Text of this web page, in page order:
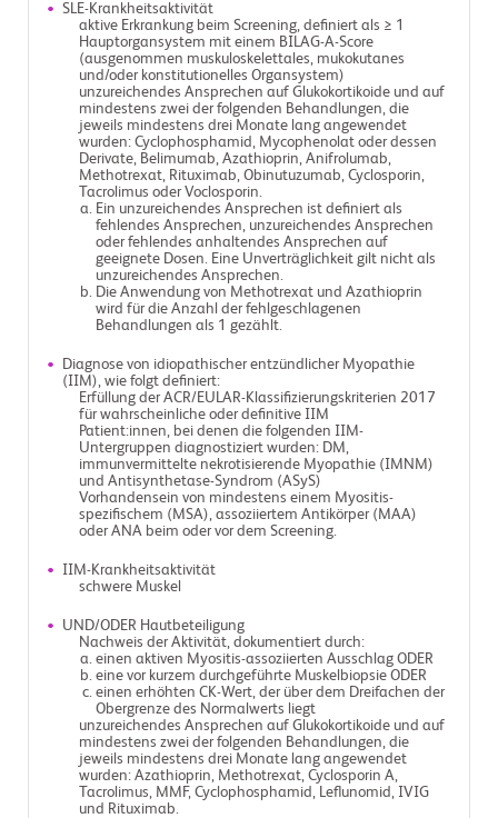
SLE-Krankheitsaktivität
aktive Erkrankung beim Screening, definiert als ≥ 1
Hauptorgansystem mit einem BILAG-A-Score
(ausgenommen muskuloskelettales, mukokutanes
und/oder konstitutionelles Organsystem)
unzureichendes Ansprechen auf Glukokortikoide und auf
mindestens zwei der folgenden Behandlungen, die
jeweils mindestens drei Monate lang angewendet
wurden: Cyclophosphamid, Mycophenolat oder dessen
Derivate, Belimumab, Azathioprin, Anifrolumab,
Methotrexat, Rituximab, Obinutuzumab, Cyclosporin,
Tacrolimus oder Voclosporin.
Ein unzureichendes Ansprechen ist definiert als
fehlendes Ansprechen, unzureichendes Ansprechen
oder fehlendes anhaltendes Ansprechen auf
geeignete Dosen. Eine Unverträglichkeit gilt nicht als
unzureichendes Ansprechen.
Die Anwendung von Methotrexat und Azathioprin
wird für die Anzahl der fehlgeschlagenen
Behandlungen als 1 gezählt.
Diagnose von idiopathischer entzündlicher Myopathie
(IIM), wie folgt definiert:
Erfüllung der ACR/EULAR-Klassifizierungskriterien 2017
für wahrscheinliche oder definitive IIM
Patient:innen, bei denen die folgenden IIM-
Untergruppen diagnostiziert wurden: DM,
immunvermittelte nekrotisierende Myopathie (IMNM)
und Antisynthetase-Syndrom (ASyS)
Vorhandensein von mindestens einem Myositis-
spezifischem (MSA), assoziiertem Antikörper (MAA)
oder ANA beim oder vor dem Screening.
IIM-Krankheitsaktivität
schwere Muskel
UND/ODER Hautbeteiligung
Nachweis der Aktivität, dokumentiert durch:
einen aktiven Myositis-assoziierten Ausschlag ODER
eine vor kurzem durchgeführte Muskelbiopsie ODER
einen erhöhten CK-Wert, der über dem Dreifachen der
Obergrenze des Normalwerts liegt
unzureichendes Ansprechen auf Glukokortikoide und auf
mindestens zwei der folgenden Behandlungen, die
jeweils mindestens drei Monate lang angewendet
wurden: Azathioprin, Methotrexat, Cyclosporin A,
Tacrolimus, MMF, Cyclophosphamid, Leflunomid, IVIG
und Rituximab.